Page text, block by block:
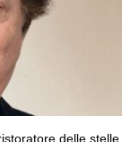
delle stelle